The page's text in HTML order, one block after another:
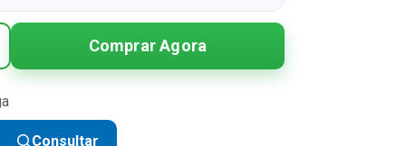
R$ 990,43
R$ 495,22 sem juros
R$ 330,14 sem juros
Comprar Agora
Consultar